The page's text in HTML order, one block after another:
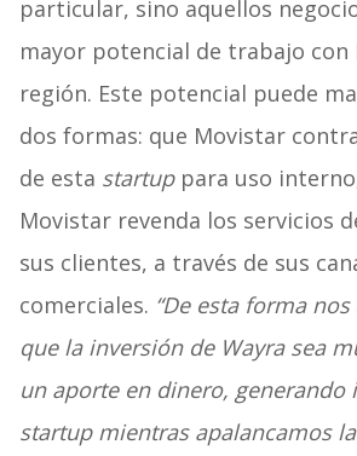
particular, sino aquellos
mayor potencial de trabajo con
región. Este potencial puede
dos formas: que Movistar
de esta startuppara uso
Movistar revenda los servicios
sus clientes, a través de sus
comerciales. “De esta forma
que la inversión de Wayra sea
un aporte en dinero, generando
startup mientras apalancamos